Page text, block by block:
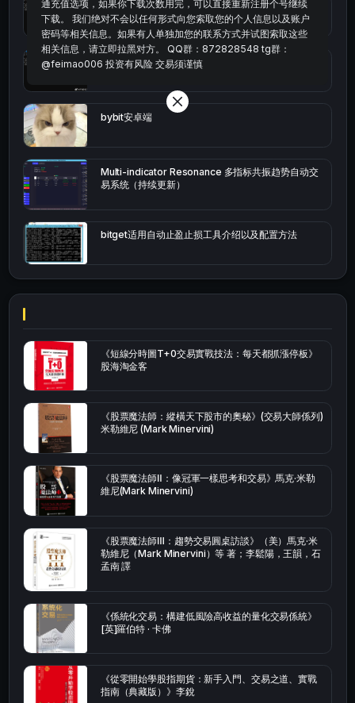
统计涨跌幅的python代码
okx的短线量化的免费版本
bybit安卓端
Multi-indicator Resonance 多指标共振趋势自动交
易系统（持续更新）
bitget适用自动止盈止损工具介绍以及配置方法
《短線分時圖T+0交易實戰技法：每天都抓漲停板》
股海淘金客
《股票魔法師：縱橫天下股市的奧秘》(交易大師係列)
米勒維尼 (Mark Minervini)
《股票魔法師Ⅱ：像冠軍一樣思考和交易》馬克·米勒
維尼(Mark Minervini)
《股票魔法師Ⅲ：趨勢交易圓桌訪談》（美）馬克·米
勒維尼（Mark Minervini）等 著；李鬆陽，王韻，石
孟南 譯
《係統化交易：構建低風險高收益的量化交易係統》
[英]羅伯特 · 卡佛
《從零開始學股指期貨：新手入門、交易之道、實戰
指南（典藏版）》李銳
通充值选项，如果你下载次数用完，可以直接重新注册个号继续
下载。 我们绝对不会以任何形式向您索取您的个人信息以及账户
密码等相关信息。如果有人单独加您的联系方式并试图索取这些
相关信息，请立即拉黑对方。 QQ群：872828548 tg群：
@feimao006 投资有风险 交易须谨慎